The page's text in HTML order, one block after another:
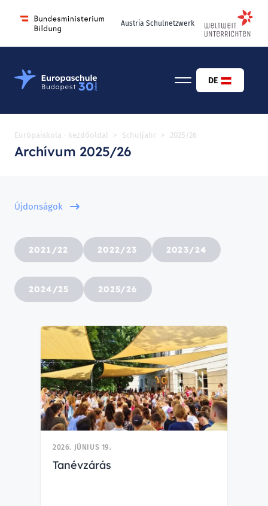
Austria Schulnetzwerk
Osztrák-Magyar Európaiskola Budapest DE
Európaiskola - kezdőoldal > Schuljahr > 2025/26
Archívum 2025/26
Újdonságok
2021/22 2022/23 2023/24
2024/25 2025/26
2026. JÚNIUS 19.
Tanévzárás